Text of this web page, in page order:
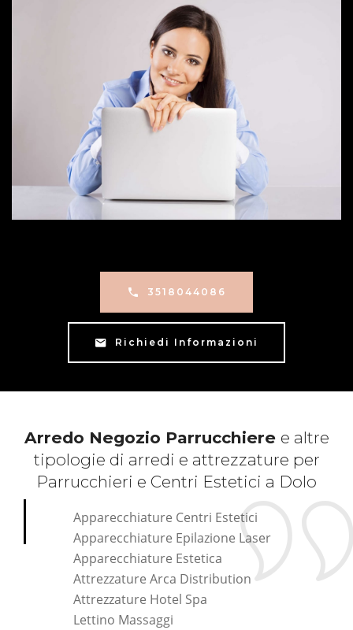
3518044086
Richiedi Informazioni
Arredo Negozio Parrucchiere e altre
tipologie di arredi e attrezzature per
Parrucchieri e Centri Estetici a Dolo
Apparecchiature Centri Estetici
Apparecchiature Epilazione Laser
Apparecchiature Estetica
Attrezzature Arca Distribution
Attrezzature Hotel Spa
Lettino Massaggi